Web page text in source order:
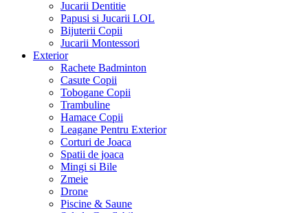
Jucarii Dentitie
Papusi si Jucarii LOL
Bijuterii Copii
Jucarii Montessori
Exterior
Rachete Badminton
Casute Copii
Tobogane Copii
Trambuline
Hamace Copii
Leagane Pentru Exterior
Corturi de Joaca
Spatii de joaca
Mingi si Bile
Zmeie
Drone
Piscine & Saune